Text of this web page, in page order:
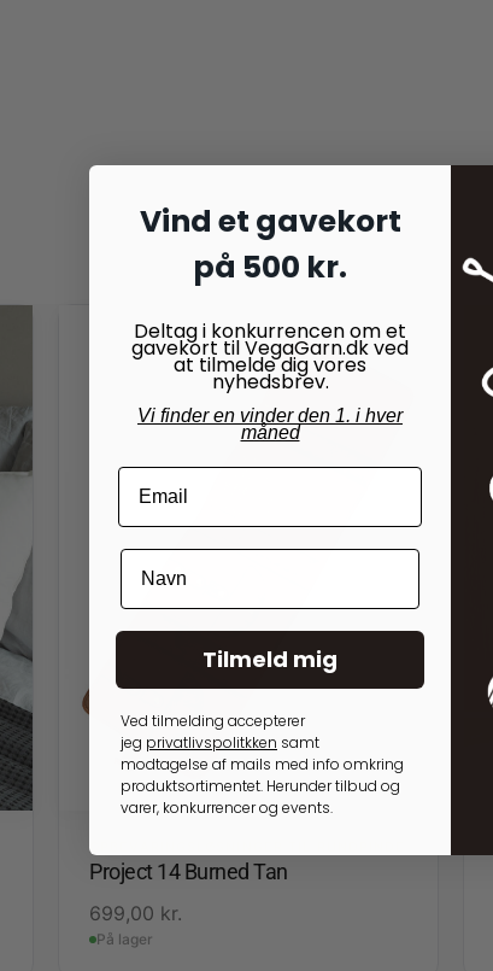
OPBEVARINGSLØSNINGER TIL RUNDPINDE
Project 14 Burned Tan
699,00 kr.
På lager
Vind et gavekort
på 500 kr.
Deltag i konkurrencen om et
gavekort til VegaGarn.dk ved
at tilmelde dig vores
nyhedsbrev.
Vi finder en vinder den 1. i hver
måned
Tilmeld mig
Ved tilmelding accepterer
jeg privatlivspolitkken samt
modtagelse af mails med info omkring
produktsortimentet. Herunder tilbud og
varer, konkurrencer og events.